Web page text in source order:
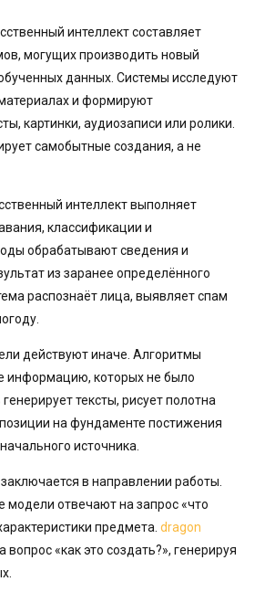
интеллект составляет
могущих производить новый
данных. Системы исследуют
и формируют
картинки, аудиозаписи или ролики.
самобытные создания, а не
интеллект выполняет
классификации и
обрабатывают сведения и
из заранее определённого
распознаёт лица, выявляет спам
действуют иначе. Алгоритмы
информацию, которых не было
тексты, рисует полотна
на фундаменте постижения
источника.
в направлении работы.
отвечают на запрос «что
предмета. dragon
вопрос «как это создать?», генерируя